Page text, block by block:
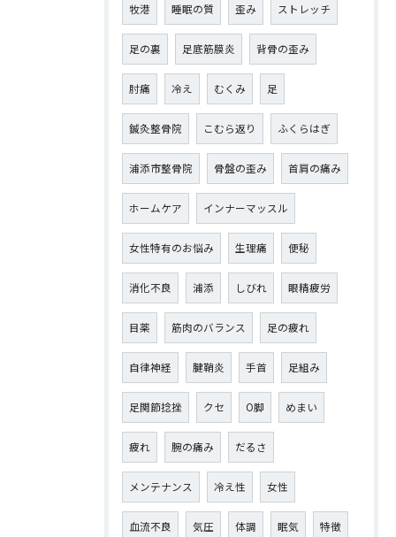
牧港 睡眠の質 歪み ストレッチ
足の裏 足底筋膜炎 背骨の歪み
肘痛 冷え むくみ 足
鍼灸整骨院 こむら返り ふくらはぎ
浦添市整骨院 骨盤の歪み 首肩の痛み
ホームケア インナーマッスル
女性特有のお悩み 生理痛 便秘
消化不良 浦添 しびれ 眼精疲労
目薬 筋肉のバランス 足の疲れ
自律神経 腱鞘炎 手首 足組み
足関節捻挫 クセ O脚 めまい
疲れ 腕の痛み だるさ
メンテナンス 冷え性 女性
血流不良 気圧 体調 眠気 特徴